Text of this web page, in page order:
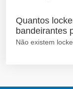
Quantos
bandeirantes
Não existem